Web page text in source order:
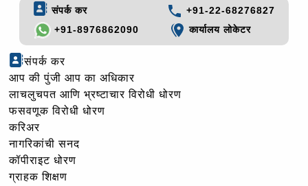
संपर्क कर
+91-22-68276827
+91-8976862090
कार्यालय लोकेटर
संपर्क कर
आप की पुंजी आप का अधिकार
लाचलुचपत आणि भ्रष्टाचार विरोधी धोरण
फसवणूक विरोधी धोरण
करिअर
नागरिकांची सनद
कॉपीराइट धोरण
ग्राहक शिक्षण